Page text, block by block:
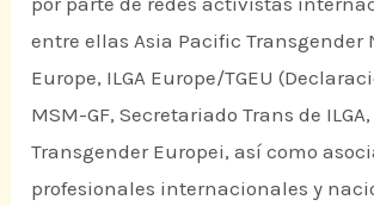
entre ellas Asia Pacific Transgender
Europe, ILGA Europe/TGEU
MSM-GF, Secretariado Trans de ILGA,
Transgender Europei, así como
profesionales internacionales y